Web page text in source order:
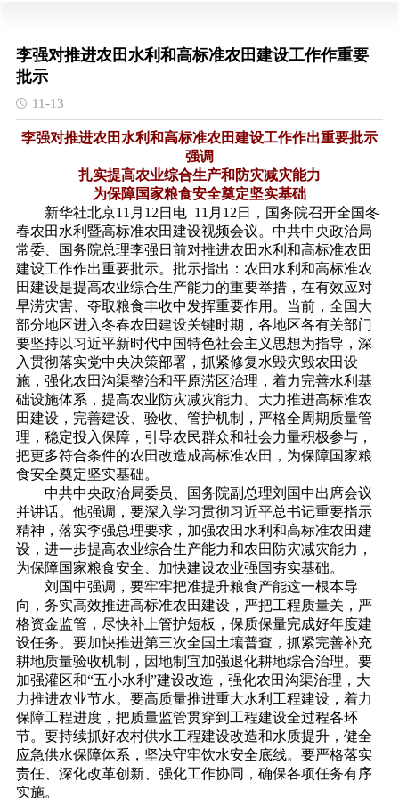
李强对推进农田水利和高标准农田建设工作作重要
批示
11-13
李强对推进农田水利和高标准农田建设工作作出重要批示
强调
扎实提高农业综合生产和防灾减灾能力
为保障国家粮食安全奠定坚实基础
新华社北京11月12日电 11月12日，国务院召开全国冬
春农田水利暨高标准农田建设视频会议。中共中央政治局
常委、国务院总理李强日前对推进农田水利和高标准农田
建设工作作出重要批示。批示指出：农田水利和高标准农
田建设是提高农业综合生产能力的重要举措，在有效应对
旱涝灾害、夺取粮食丰收中发挥重要作用。当前，全国大
部分地区进入冬春农田建设关键时期，各地区各有关部门
要坚持以习近平新时代中国特色社会主义思想为指导，深
入贯彻落实党中央决策部署，抓紧修复水毁灾毁农田设
施，强化农田沟渠整治和平原涝区治理，着力完善水利基
础设施体系，提高农业防灾减灾能力。大力推进高标准农
田建设，完善建设、验收、管护机制，严格全周期质量管
理，稳定投入保障，引导农民群众和社会力量积极参与，
把更多符合条件的农田改造成高标准农田，为保障国家粮
食安全奠定坚实基础。
中共中央政治局委员、国务院副总理刘国中出席会议
并讲话。他强调，要深入学习贯彻习近平总书记重要指示
精神，落实李强总理要求，加强农田水利和高标准农田建
设，进一步提高农业综合生产能力和农田防灾减灾能力，
为保障国家粮食安全、加快建设农业强国夯实基础。
刘国中强调，要牢牢把准提升粮食产能这一根本导
向，务实高效推进高标准农田建设，严把工程质量关，严
格资金监管，尽快补上管护短板，保质保量完成好年度建
设任务。要加快推进第三次全国土壤普查，抓紧完善补充
耕地质量验收机制，因地制宜加强退化耕地综合治理。要
加强灌区和“五小水利”建设改造，强化农田沟渠治理，大
力推进农业节水。要高质量推进重大水利工程建设，着力
保障工程进度，把质量监管贯穿到工程建设全过程各环
节。要持续抓好农村供水工程建设改造和水质提升，健全
应急供水保障体系，坚决守牢饮水安全底线。要严格落实
责任、深化改革创新、强化工作协同，确保各项任务有序
实施。